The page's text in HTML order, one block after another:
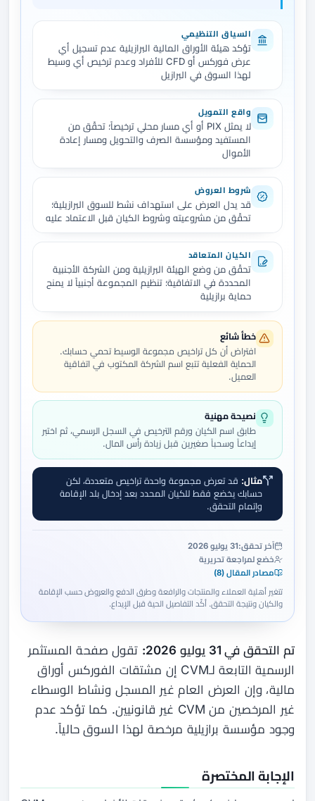
السياق التنظيمي
تؤكد هيئة الأوراق المالية البرازيلية عدم تسجيل أي
عرض فوركس أو CFD للأفراد وعدم ترخيص أي وسيط
لهذا السوق في البرازيل
واقع التمويل
لا يمثل PIX أو أي مسار محلي ترخيصاً؛ تحقّق من
المستفيد ومؤسسة الصرف والتحويل ومسار إعادة
الأموال
شروط العروض
قد يدل العرض على استهداف نشط للسوق البرازيلية؛
تحقّق من مشروعيته وشروط الكيان قبل الاعتماد عليه
الكيان المتعاقد
تحقّق من وضع الهيئة البرازيلية ومن الشركة الأجنبية
المحددة في الاتفاقية؛ تنظيم المجموعة أجنبياً لا يمنح
حماية برازيلية
خطأ شائع
افتراض أن كل تراخيص مجموعة الوسيط تحمي حسابك.
الحماية الفعلية تتبع اسم الشركة المكتوب في اتفاقية
العميل.
نصيحة مهنية
طابق اسم الكيان ورقم الترخيص في السجل الرسمي، ثم اختبر
إيداعاً وسحباً صغيرين قبل زيادة رأس المال.
مثال: قد تعرض مجموعة واحدة تراخيص متعددة، لكن
حسابك يخضع فقط للكيان المحدد بعد إدخال بلد الإقامة
وإتمام التحقق.
آخر تحقق:31 يوليو 2026
خضع لمراجعة تحريرية
مصادر المقال (8)
تتغير أهلية العملاء والمنتجات والرافعة وطرق الدفع والعروض حسب الإقامة
والكيان ونتيجة التحقق. أكّد التفاصيل الحية قبل الإيداع.
تم التحقق في 31 يوليو 2026:
تقول صفحة المستثمر
الرسمية التابعة لـCVM إن مشتقات الفوركس أوراق
مالية، وإن العرض العام غير المسجل ونشاط الوسطاء
غير المرخصين من CVM غير قانونيين. كما تؤكد عدم
وجود مؤسسة برازيلية مرخصة لهذا السوق حالياً.
الإجابة المختصرة